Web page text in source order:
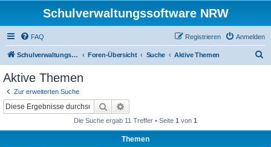
Schulverwaltungssoftware NRW
FAQ Anmelden
Registrieren
Schulverwaltungssoftware NRW Foren-Übersicht Suche Aktive Themen
Aktive Themen
Zur erweiterten Suche
Suche
Die Suche ergab 11 Treffer • Seite 1 von 1
Themen